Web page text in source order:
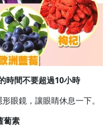
時間不要超過10小時
眼鏡，讓眼睛休息一下。
蔔素